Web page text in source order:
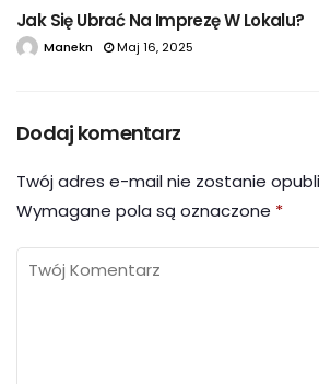
Jak Się Ubrać Na Imprezę W Lokalu?
Manekn Maj 16, 2025
Dodaj komentarz
Twój adres e-mail nie zostanie
Wymagane pola są oznaczone *